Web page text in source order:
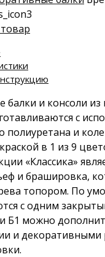
балки и консоли из
с
полиуретана и
в 1 из 9
«Классика»
и брашировка,
топором. По
с одним
Б1 можно
и декоративными